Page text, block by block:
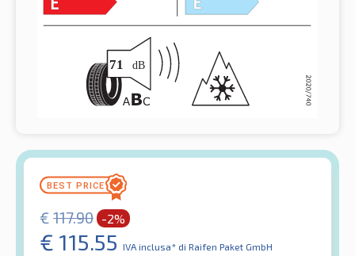
€ 117.90 -2%
€ 115.55 IVA inclusa* di Raifen Paket GmbH